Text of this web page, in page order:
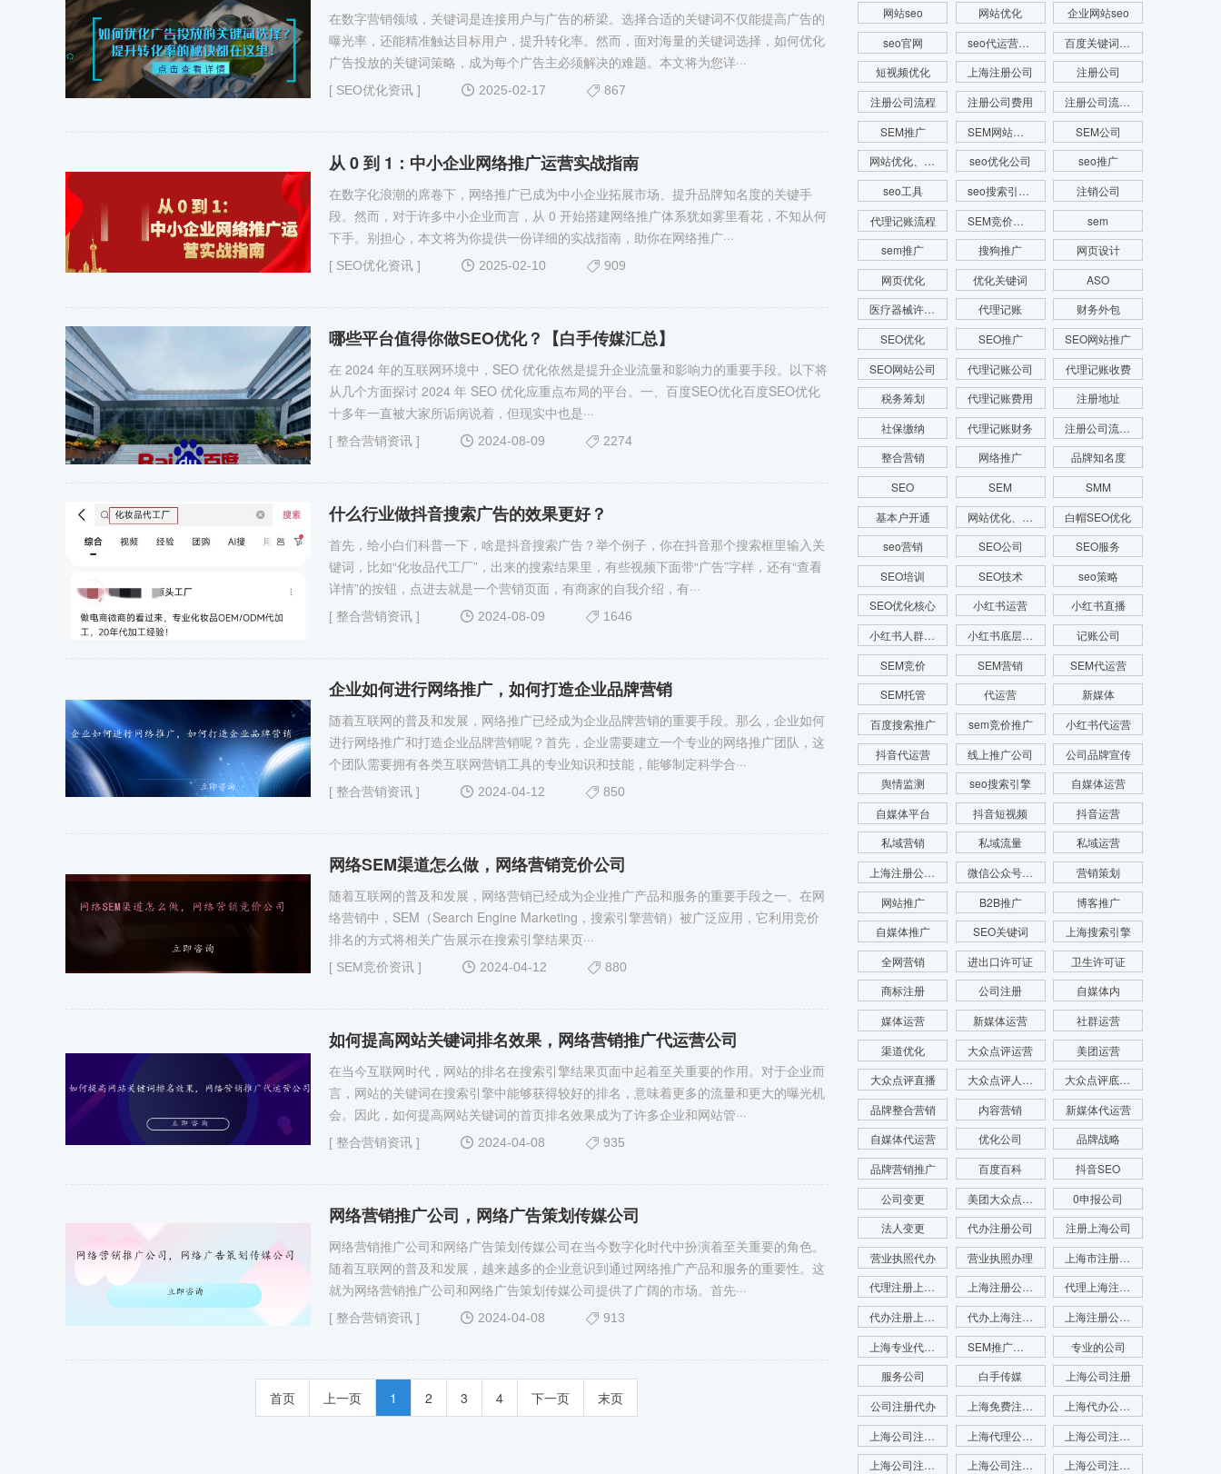
在数字营销领域，关键词是连接用户与广告的桥梁。选择合适的关键词不仅能提高广告的
曝光率，还能精准触达目标用户，提升转化率。然而，面对海量的关键词选择，如何优化
广告投放的关键词策略，成为每个广告主必须解决的难题。本文将为您详···
[ SEO优化资讯 ] 2025-02-17 867
从 0 到 1：中小企业网络推广运营实战指南
在数字化浪潮的席卷下，网络推广已成为中小企业拓展市场、提升品牌知名度的关键手
段。然而，对于许多中小企业而言，从 0 开始搭建网络推广体系犹如雾里看花，不知从何
下手。别担心，本文将为你提供一份详细的实战指南，助你在网络推广···
[ SEO优化资讯 ] 2025-02-10 909
哪些平台值得你做SEO优化？【白手传媒汇总】
在 2024 年的互联网环境中，SEO 优化依然是提升企业流量和影响力的重要手段。以下将
从几个方面探讨 2024 年 SEO 优化应重点布局的平台。一、百度SEO优化百度SEO优化
十多年一直被大家所诟病说着，但现实中也是···
[ 整合营销资讯 ] 2024-08-09 2274
什么行业做抖音搜索广告的效果更好？
首先，给小白们科普一下，啥是抖音搜索广告？举个例子，你在抖音那个搜索框里输入关
键词，比如“化妆品代工厂”，出来的搜索结果里，有些视频下面带“广告”字样，还有“查看
详情”的按钮，点进去就是一个营销页面，有商家的自我介绍，有···
[ 整合营销资讯 ] 2024-08-09 1646
企业如何进行网络推广，如何打造企业品牌营销
随着互联网的普及和发展，网络推广已经成为企业品牌营销的重要手段。那么，企业如何
进行网络推广和打造企业品牌营销呢？首先，企业需要建立一个专业的网络推广团队，这
个团队需要拥有各类互联网营销工具的专业知识和技能，能够制定科学合···
[ 整合营销资讯 ] 2024-04-12 850
网络SEM渠道怎么做，网络营销竞价公司
随着互联网的普及和发展，网络营销已经成为企业推广产品和服务的重要手段之一。在网
络营销中，SEM（Search Engine Marketing，搜索引擎营销）被广泛应用，它利用竞价
排名的方式将相关广告展示在搜索引擎结果页···
[ SEM竞价资讯 ] 2024-04-12 880
如何提高网站关键词排名效果，网络营销推广代运营公司
在当今互联网时代，网站的排名在搜索引擎结果页面中起着至关重要的作用。对于企业而
言，网站的关键词在搜索引擎中能够获得较好的排名，意味着更多的流量和更大的曝光机
会。因此，如何提高网站关键词的首页排名效果成为了许多企业和网站管···
[ 整合营销资讯 ] 2024-04-08 935
网络营销推广公司，网络广告策划传媒公司
网络营销推广公司和网络广告策划传媒公司在当今数字化时代中扮演着至关重要的角色。
随着互联网的普及和发展，越来越多的企业意识到通过网络推广产品和服务的重要性。这
就为网络营销推广公司和网络广告策划传媒公司提供了广阔的市场。首先···
[ 整合营销资讯 ] 2024-04-08 913
首页 上一页 1 2 3 4 下一页 末页
网站seo
网站优化
企业网站seo
seo官网
seo代运营公司
百度关键词优化
短视频优化
上海注册公司
注册公司
注册公司流程
注册公司费用
注册公司流程及费用
SEM推广
SEM网站推广
SEM公司
网站优化、SEM推广、SEM托管、关键词推广
seo优化公司
seo推广
seo工具
seo搜索引擎优化
注销公司
代理记账流程
SEM竞价推广
sem
sem推广
搜狗推广
网页设计
网页优化
优化关键词
ASO
医疗器械许可证
代理记账
财务外包
SEO优化
SEO推广
SEO网站推广
SEO网站公司
代理记账公司
代理记账收费
税务筹划
代理记账费用
注册地址
社保缴纳
代理记账财务
注册公司流程费用
整合营销
网络推广
品牌知名度
SEO
SEM
SMM
基本户开通
网站优化、SEO优化、SEO网站优化、关键词优化
白帽SEO优化
seo营销
SEO公司
SEO服务
SEO培训
SEO技术
seo策略
SEO优化核心
小红书运营
小红书直播
小红书人群画像
小红书底层逻辑
记账公司
SEM竞价
SEM营销
SEM代运营
SEM托管
代运营
新媒体
百度搜索推广
sem竞价推广
小红书代运营
抖音代运营
线上推广公司
公司品牌宣传
舆情监测
seo搜索引擎
自媒体运营
自媒体平台
抖音短视频
抖音运营
私域营销
私域流量
私域运营
上海注册公司费用
微信公众号运营
营销策划
网站推广
B2B推广
博客推广
自媒体推广
SEO关键词
上海搜索引擎
全网营销
进出口许可证
卫生许可证
商标注册
公司注册
自媒体内
媒体运营
新媒体运营
社群运营
渠道优化
大众点评运营
美团运营
大众点评直播
大众点评人群画像
大众点评底层逻辑
品牌整合营销
内容营销
新媒体代运营
自媒体代运营
优化公司
品牌战略
品牌营销推广
百度百科
抖音SEO
公司变更
美团大众点评运营
0申报公司
法人变更
代办注册公司
注册上海公司
营业执照代办
营业执照办理
上海市注册公司
代理注册上海公司
上海注册公司代办
代理上海注册公司
代办注册上海公司
代办上海注册公司
上海注册公司咨询
上海专业代理注册公司
SEM推广公司
专业的公司
服务公司
白手传媒
上海公司注册
公司注册代办
上海免费注册公司
上海代办公司注册
上海公司注册查名
上海代理公司注册
上海公司注册查询
上海公司注册咨询
上海公司注册代理
上海公司注册流程